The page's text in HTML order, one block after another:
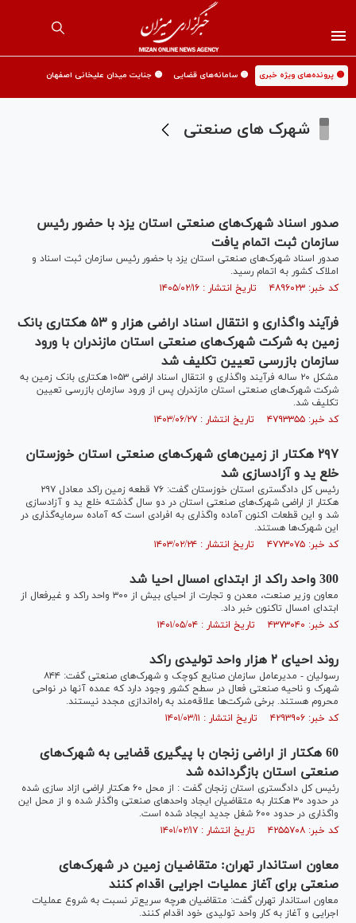
🟡 پرونده‌های ویژه خبری 🟡 سامانه‌های قضایی 🟡 جنایت میدان علیخانی اصفهان
شهرک های صنعتی
صدور اسناد شهرک‌های صنعتی استان یزد با حضور رئیس
سازمان ثبت اتمام یافت
صدور اسناد شهرک‌های صنعتی استان یزد با حضور رئیس سازمان ثبت اسناد و
املاک کشور به اتمام رسید.
کد خبر: ۴۸۹۶۰۲۳ تاریخ انتشار : ۱۴۰۵/۰۲/۱۶
فرآیند واگذاری و انتقال اسناد اراضی هزار و ۵۳ هکتاری بانک
زمین به شرکت شهرک‌های صنعتی استان مازندران با ورود
سازمان بازرسی تعیین تکلیف شد
مشکل ۲۰ ساله فرآیند واگذاری و انتقال اسناد اراضی ۱۰۵۳ هکتاری بانک زمین به
شرکت شهرک‌های صنعتی استان مازندران پس از ورود سازمان بازرسی تعیین
تکلیف شد.
کد خبر: ۴۷۹۳۳۵۵ تاریخ انتشار : ۱۴۰۳/۰۶/۲۷
۲۹۷ هکتار از زمین‌های شهرک‌های صنعتی استان خوزستان
خلع ید و آزادسازی شد
رئیس کل دادگستری استان خوزستان گفت: ۷۶ قطعه زمین راکد معادل ۲۹۷
هکتار از اراضی شهرک‌های صنعتی استان در دو سال گذشته خلع ید و آزادسازی
شد و این قطعات اکنون آماده واگذاری به افرادی است که آماده سرمایه‌گذاری در
این شهرک‌ها هستند.
کد خبر: ۴۷۷۳۰۷۵ تاریخ انتشار : ۱۴۰۳/۰۲/۲۴
300 واحد راکد از ابتدای امسال احیا شد
معاون وزیر صنعت، معدن و تجارت از احیای بیش از ۳۰۰ واحد راکد و غیرفعال از
ابتدای امسال تاکنون خبر داد.
کد خبر: ۴۳۷۳۰۴۰ تاریخ انتشار : ۱۴۰۱/۰۵/۰۴
روند احیای ۲ هزار واحد تولیدی راکد
رسولیان - مدیرعامل سازمان صنایع کوچک و شهرک‌های صنعتی گفت: ۸۴۴
شهرک و ناحیه صنعتی فعال در سطح کشور وجود دارد که عمده آنها در نواحی
محروم هستند. برخی شرکت‌ها علاقه‌مند به راه‌اندازی مجدد نیستند.
کد خبر: ۴۲۹۳۹۰۶ تاریخ انتشار : ۱۴۰۱/۰۳/۱۱
60 هکتار از اراضی زنجان با پیگیری قضایی به شهرک‌های
صنعتی استان بازگردانده شد
رئیس کل دادگستری استان زنجان گفت : از محل ۶۰ هکتار اراضی ازاد سازی شده
در حدود ۳۰ هکتار به متقاضیان ایجاد واحدهای صنعتی واگذار شده و از محل این
واگذاری در حدود ۶۰۰ شغل جدید ایجاد شده است.
کد خبر: ۴۲۵۵۷۰۸ تاریخ انتشار : ۱۴۰۱/۰۲/۱۷
معاون استاندار تهران: متقاضیان زمین در شهرک‌های
صنعتی برای آغاز عملیات اجرایی اقدام کنند
معاون استاندار تهران گفت: متقاضیان هرچه سریع‌تر نسبت به شروع عملیات
اجرایی و آغاز به کار واحد تولیدی خود اقدام کنند.